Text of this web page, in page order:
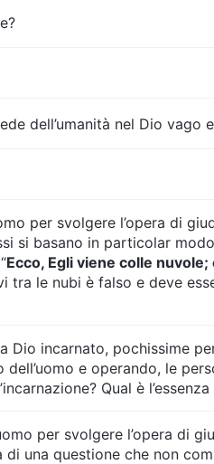
dell’umanità nel Dio vago
per svolgere l’opera di
basano in particolar
Ecco, Egli viene colle
le nubi è falso e deve
incarnato, pochissime
e operando, le
Qual è l’essenza
per svolgere l’opera di
una questione che non